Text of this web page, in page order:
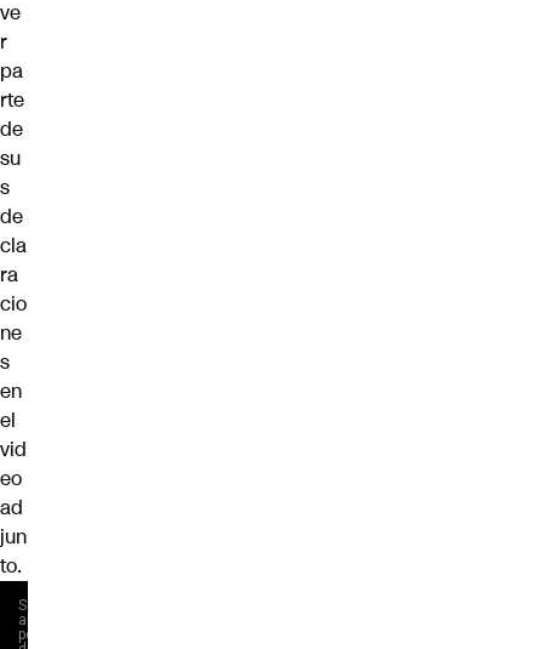
ve
r
pa
rte
de
su
s
de
cla
ra
cio
ne
s
en
el
vid
eo
ad
jun
to.